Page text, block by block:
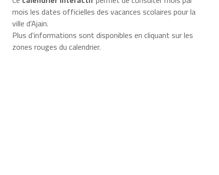
mois les dates officielles des vacances scolaires pour la
ville d'Ajain.
Plus d'informations sont disponibles en cliquant sur les
zones rouges du calendrier.